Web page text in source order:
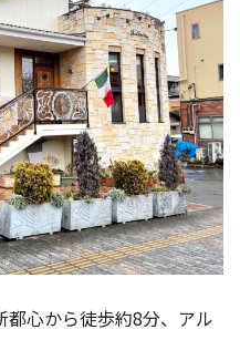
都心から徒歩約8分、アル